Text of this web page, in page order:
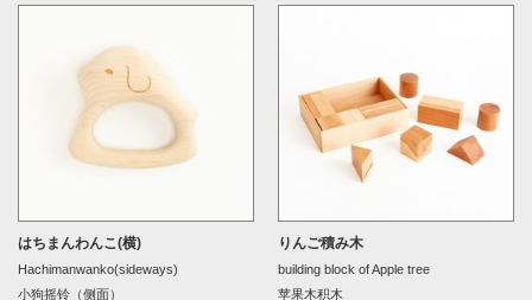
はちまんわんこ(横)
Hachimanwanko(sideways)
小狗摇铃（侧面）
りんご積み木
building block of Apple tree
苹果木积木